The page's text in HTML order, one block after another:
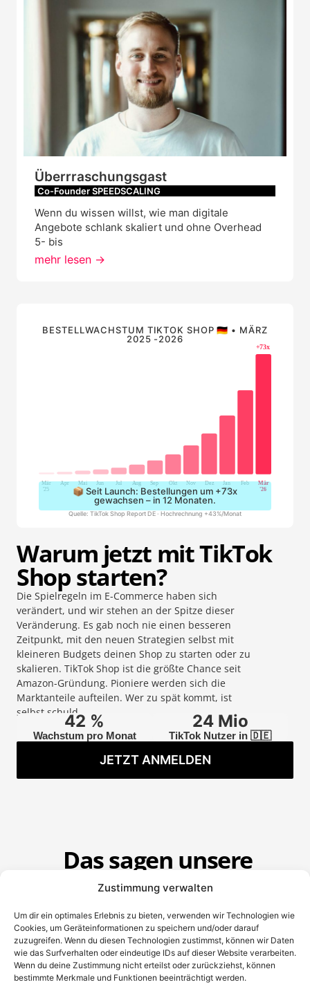
Zustimmung verwalten
Um dir ein optimales Erlebnis zu bieten, verwenden wir Technologien wie
Cookies, um Geräteinformationen zu speichern und/oder darauf
zuzugreifen. Wenn du diesen Technologien zustimmst, können wir Daten
wie das Surfverhalten oder eindeutige IDs auf dieser Website verarbeiten.
Wenn du deine Zustimmung nicht erteilst oder zurückziehst, können
bestimmte Merkmale und Funktionen beeinträchtigt werden.
Überrraschungsgast
Co-Founder SPEEDSCALING
Wenn du wissen willst, wie man digitale
Angebote schlank skaliert und ohne Overhead
5- bis
mehr lesen ->
BESTELLWACHSTUM TIKTOK SHOP 🇩🇪 • MÄRZ
2025 -2026
📦 Seit Launch: Bestellungen um +73x
gewachsen – in 12 Monaten.
Quelle: TikTok Shop Report DE · Hochrechnung +43%/Monat​
Warum jetzt mit TikTok
Shop starten?
Die Spielregeln im E-Commerce haben sich
verändert, und wir stehen an der Spitze dieser
Veränderung. Es gab noch nie einen besseren
Zeitpunkt, mit den neuen Strategien selbst mit
kleineren Budgets deinen Shop zu starten oder zu
skalieren. TikTok Shop ist die größte Chance seit
Amazon-Gründung. Pioniere werden sich die
Marktanteile aufteilen. Wer zu spät kommt, ist
selbst schuld.
43 %
Wachstum pro Monat
25 Mio
TikTok Nutzer in 🇩🇪
JETZT ANMELDEN
Das sagen unsere
Teilnehmer
sich für dieses Event
Vielen Dank für die ganze
Geduld 💖